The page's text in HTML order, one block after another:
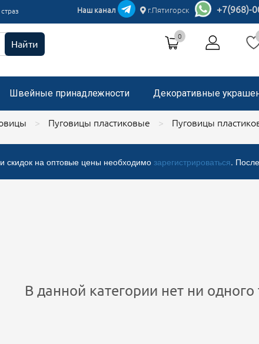
Наш канал г.Пятигорск +7(968)-
Найти
0
Швейные принадлежности Декоративные
"булавка"
Пуговицы пластиковые Пуговицы
скидок на оптовые цены необходимо зарегистрироваться.
В данной категории нет ни одного